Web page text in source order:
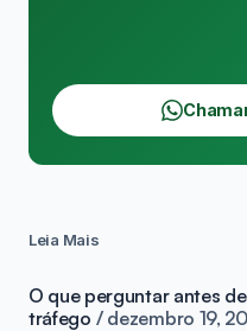
Leia Mais
O que perguntar antes
tráfego
dezembro 19,